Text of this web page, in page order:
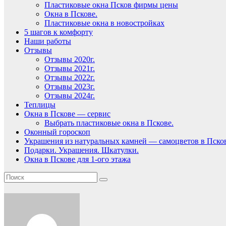
Пластиковые окна Псков фирмы цены
Окна в Пскове.
Пластиковые окна в новостройках
5 шагов к комфорту
Наши работы
Отзывы
Отзывы 2020г.
Отзывы 2021г.
Отзывы 2022г.
Отзывы 2023г.
Отзывы 2024г.
Теплицы
Окна в Пскове — сервис
Выбрать пластиковые окна в Пскове.
Оконный гороскоп
Украшения из натуральных камней — самоцветов в
Подарки. Украшения. Шкатулки.
Окна в Пскове для 1-ого этажа